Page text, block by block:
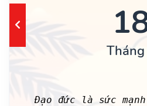
Đạo đức là sức